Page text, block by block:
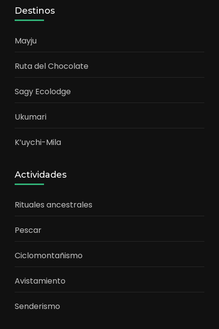
Destinos
Mayju
Ruta del Chocolate
Sagy Ecolodge
Ukumari
K’uychi-Mila
Actividades
Rituales ancestrales
Pescar
Ciclomontañismo
Avistamiento
Senderismo